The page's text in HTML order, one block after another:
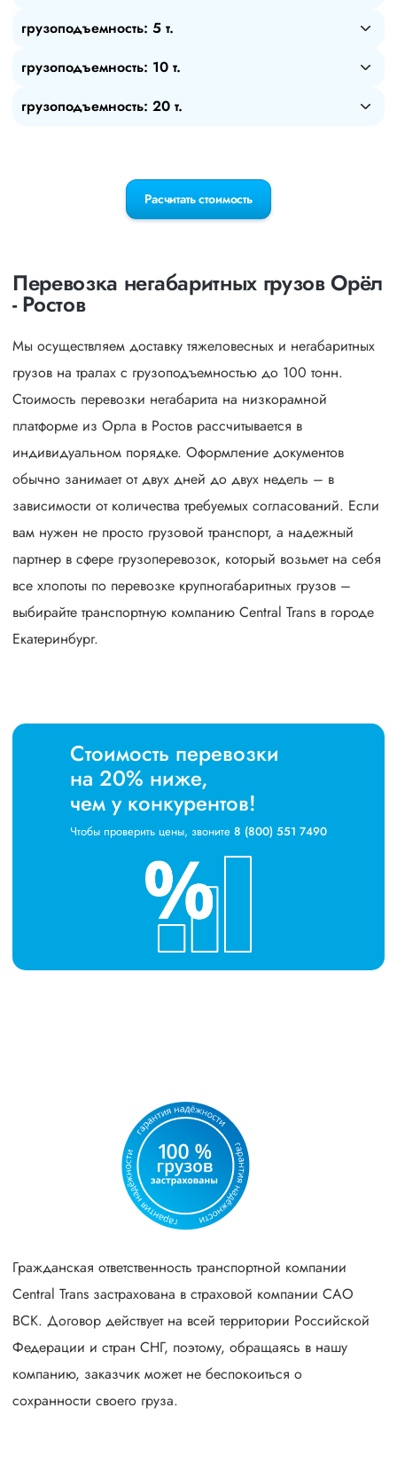
грузоподъемность: 5 т.
грузоподъемность: 10 т.
грузоподъемность: 20 т.
Расчитать стоимость
Перевозка негабаритных грузов Орёл
- Ростов
Мы осуществляем доставку тяжеловесных и негабаритных
грузов на тралах с грузоподъемностью до 100 тонн.
Стоимость перевозки негабарита на низкорамной
платформе из Орла в Ростов рассчитывается в
индивидуальном порядке. Оформление документов
обычно занимает от двух дней до двух недель – в
зависимости от количества требуемых согласований. Если
вам нужен не просто грузовой транспорт, а надежный
партнер в сфере грузоперевозок, который возьмет на себя
все хлопоты по перевозке крупногабаритных грузов –
выбирайте транспортную компанию Central Trans в городе
Екатеринбург.
Стоимость перевозки
на 20% ниже,
чем у конкурентов!
Чтобы проверить цены, звоните 8 (800) 551 7490
Гражданская ответственность транспортной компании
Central Trans застрахована в страховой компании САО
ВСК. Договор действует на всей территории Российской
Федерации и стран СНГ, поэтому, обращаясь в нашу
компанию, заказчик может не беспокоиться о
сохранности своего груза.